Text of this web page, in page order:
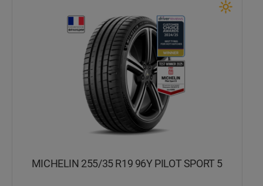
MICHELIN 255/35 R19 96Y PILOT SPORT 5
Семей